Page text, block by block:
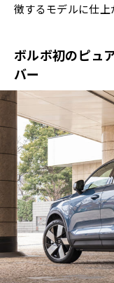
徴するモデルに仕上
ボルボ初のピュ
バー